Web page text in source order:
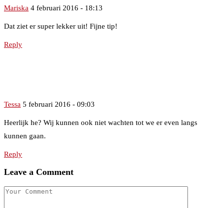
Mariska 4 februari 2016 - 18:13
Dat ziet er super lekker uit! Fijne tip!
Reply
Tessa 5 februari 2016 - 09:03
Heerlijk he? Wij kunnen ook niet wachten tot we er even langs
kunnen gaan.
Reply
Leave a Comment